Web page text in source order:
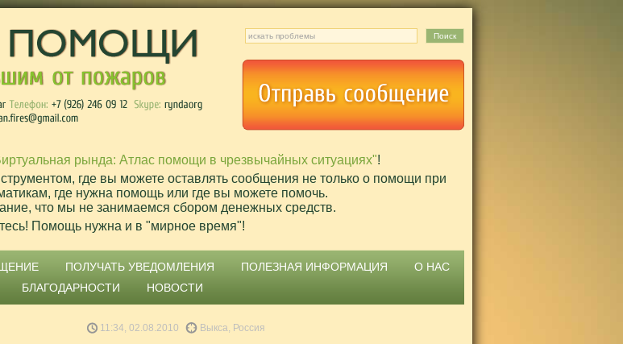
рында: Атлас помощи в чрезвычайных ситуациях"!
где вы можете оставлять сообщения не только о помощи при
где нужна помощь или где вы можете помочь.
что мы не занимаемся сбором денежных средств.
Помощь нужна и в "мирное время"!
ПОЛУЧАТЬ УВЕДОМЛЕНИЯ ПОЛЕЗНАЯ ИНФОРМАЦИЯ
О НАС
БЛАГОДАРНОСТИ НОВОСТИ
11:34, 02.08.2010
Выкса, Россия